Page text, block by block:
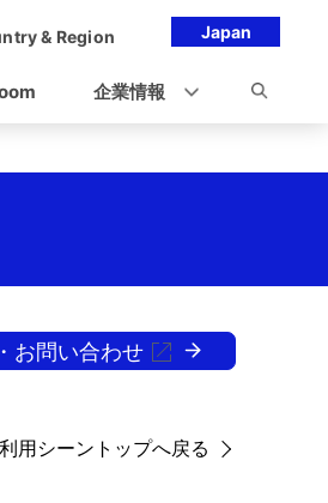
Japan
& Region
企業情報
お問い合わせ
利用シーントップへ戻る